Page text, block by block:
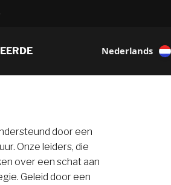
Nederlands
door een
Onze leiders, die
over een schat aan
Geleid door een